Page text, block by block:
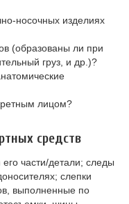
носочных изделиях
(образованы ли при
груз, и др.)?
лицом?
средств
части/детали; следы
слепки
выполненные по